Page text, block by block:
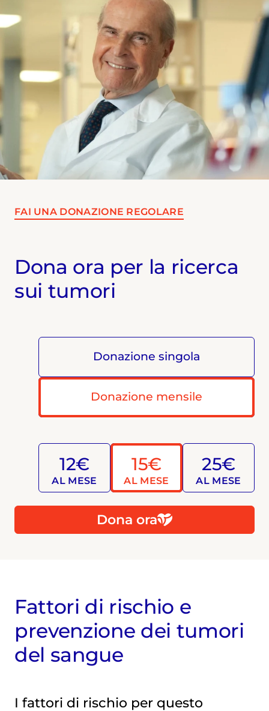
FAI UNA DONAZIONE REGOLARE
Dona ora per la ricerca
sui tumori
Donazione singola
Donazione mensile
12€
AL MESE
15€
AL MESE
25€
AL MESE
Dona ora
Fattori di rischio e
prevenzione dei tumori
del sangue
I fattori di rischio per questo